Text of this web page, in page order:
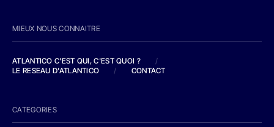
MIEUX NOUS CONNAITRE
ATLANTICO C'EST QUI, C'EST QUOI ?
/
LE RESEAU D'ATLANTICO
/ CONTACT
CATEGORIES